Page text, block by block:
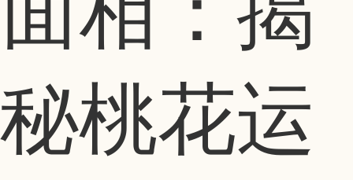
秘桃花运